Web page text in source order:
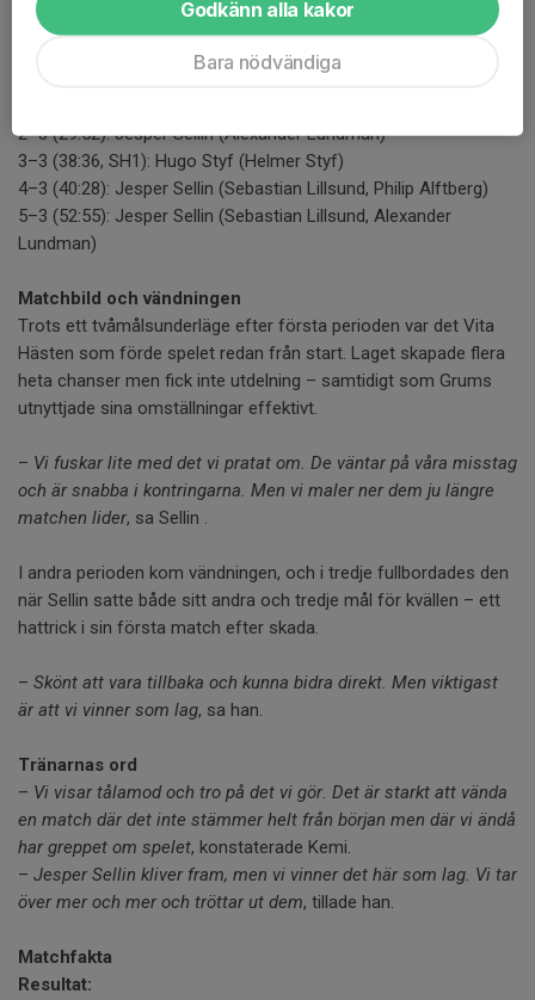
Nyman)
1–2 (25:59): Sebastian Lillsund (Oliver Bohm, Alexander
2–3 (29:52): Jesper Sellin (Alexander Lundman)
3–3 (38:36, SH1): Hugo Styf (Helmer Styf)
4–3 (40:28): Jesper Sellin (Sebastian Lillsund, Philip Alftberg)
5–3 (52:55): Jesper Sellin (Sebastian Lillsund, Alexander
Lundman)
Matchbild och vändningen
Trots ett tvåmålsunderläge efter första perioden var det Vita
Hästen som förde spelet redan från start. Laget skapade flera
heta chanser men fick inte utdelning – samtidigt som Grums
utnyttjade sina omställningar effektivt.
– Vi fuskar lite med det vi pratat om. De väntar på våra misstag
och är snabba i kontringarna. Men vi maler ner dem ju längre
matchen lider, sa Sellin .
I andra perioden kom vändningen, och i tredje fullbordades den
när Sellin satte både sitt andra och tredje mål för kvällen – ett
hattrick i sin första match efter skada.
– Skönt att vara tillbaka och kunna bidra direkt. Men viktigast
är att vi vinner som lag, sa han.
Tränarnas ord
– Vi visar tålamod och tro på det vi gör. Det är starkt att vända
en match där det inte stämmer helt från början men där vi ändå
har greppet om spelet, konstaterade Kemi.
– Jesper Sellin kliver fram, men vi vinner det här som lag. Vi tar
över mer och mer och tröttar ut dem, tillade han.
Matchfakta
Resultat:
Godkänn alla kakor
Bara nödvändiga